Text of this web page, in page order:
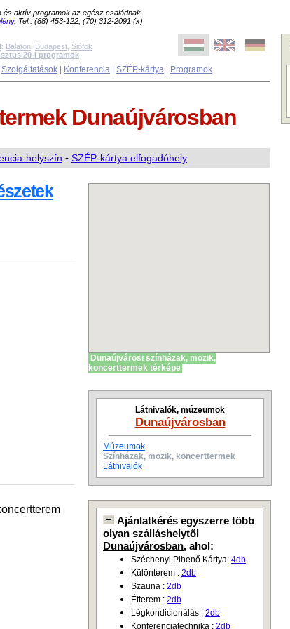
aktív programok az egész családnak.
, Tel.: (88) 453-122, (70) 312-2091 (x)
: Balaton Budapest Siófok
20-i programok
Szolgáltatások Konferencia SZÉP-kártya Programok
Dunaújvárosban
helyszín - SZÉP-kártya elfogadóhely
Dunaújvárosi színházak, mozik,
koncerttermek térképe
Látnivalók, múzeumok
Dunaújvárosban
Múzeumok
Színházak, mozik, koncerttermek
Látnivalók
Ajánlatkérés egyszerre több
olyan szálláshelytől
Dunaújvárosban, ahol:
Széchenyi Pihenő Kártya: 4db
Különterem : 2db
Szauna : 2db
Étterem : 2db
Légkondicionálás : 2db
Konferenciatechnika : 2db